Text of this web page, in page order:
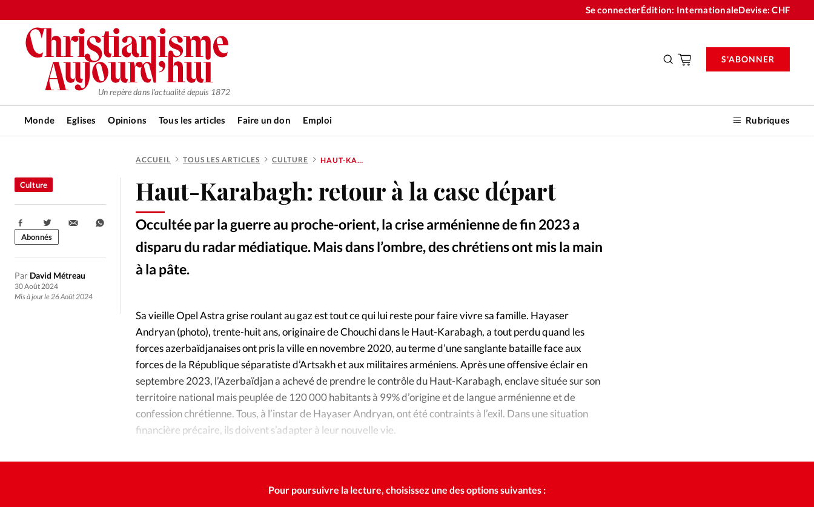
Se connecterÉdition: InternationaleDevise:CHF
Un repère dans l'actualité depuis 1872
Monde Eglises Opinions Tous les articles Faire un don Emploi Rubriques
S'ABONNER
RUBRIQUES
Tous les articles
Actualité chrétienne
Actualité internationale
Chronique
Culture
Dossier
Génération réveil
Monde
Opinions
Publireportage
Relations Aujourd'hui
Tour du monde des Eglises
Vécu Vie Intérieure
Les abonnements
Faire un don
La rédaction
Mon compte
Changemement d'adresse
ACCUEIL TOUS LES ARTICLES CULTURE HAUT-KARABAGH: RETOUR À LA CASE DÉPART
Haut-Karabagh: retour à la case départ
Occultée par la guerre au proche-orient, la crise arménienne de fin 2023 a
disparu du radar médiatique. Mais dans l’ombre, des chrétiens ont mis la main
à la pâte.
Culture
Par David Métreau
30 Août 2024
Mis à jour le 26 Août 2024
Partager:
Abonnés
Sa vieille Opel Astra grise roulant au gaz est tout ce qui lui reste pour faire vivre sa famille. Hayaser
Andryan (photo), trente-huit ans, originaire de Chouchi dans le Haut-Karabagh, a tout perdu quand les
forces azerbaïdjanaises ont pris la ville en novembre 2020, au terme d’une sanglante bataille face aux
forces de la République séparatiste d’Artsakh et aux militaires arméniens. Après une offensive éclair en
septembre 2023, l’Azerbaïdjan a achevé de prendre le contrôle du Haut-Karabagh, enclave située sur son
territoire national mais peuplée de 120 000 habitants à 99% d’origine et de langue arménienne et de
confession chrétienne. Tous, à l’instar de Hayaser Andryan, ont été contraints à l’exil. Dans une situation
financière précaire, ils doivent s’adapter à leur nouvelle vie.
Pour poursuivre la lecture, choisissez une des options suivantes :